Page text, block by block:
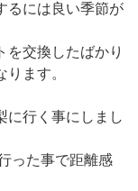
るには良い季節が
を交換したばかり
ます。
に行く事にしまし
った事で距離感